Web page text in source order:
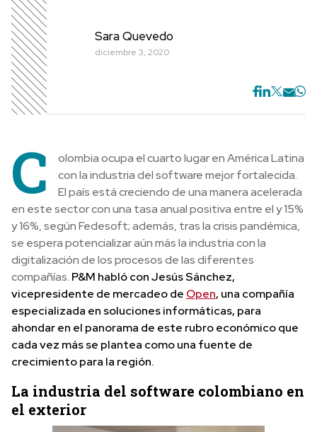
Sara Quevedo
diciembre 3, 2020
C
olombia ocupa el cuarto lugar en América Latina
con la industria del software mejor fortalecida.
El país está creciendo de una manera acelerada
en este sector con una tasa anual positiva entre el y 15%
y 16%, según Fedesoft; además, tras la crisis pandémica,
se espera potencializar aún más la industria con la
digitalización de los procesos de las diferentes
compañías. P&M habló con Jesús Sánchez,
vicepresidente de mercadeo de Open, una compañía
especializada en soluciones informáticas, para
ahondar en el panorama de este rubro económico que
cada vez más se plantea como una fuente de
crecimiento para la región.
La industria del software colombiano en
el exterior